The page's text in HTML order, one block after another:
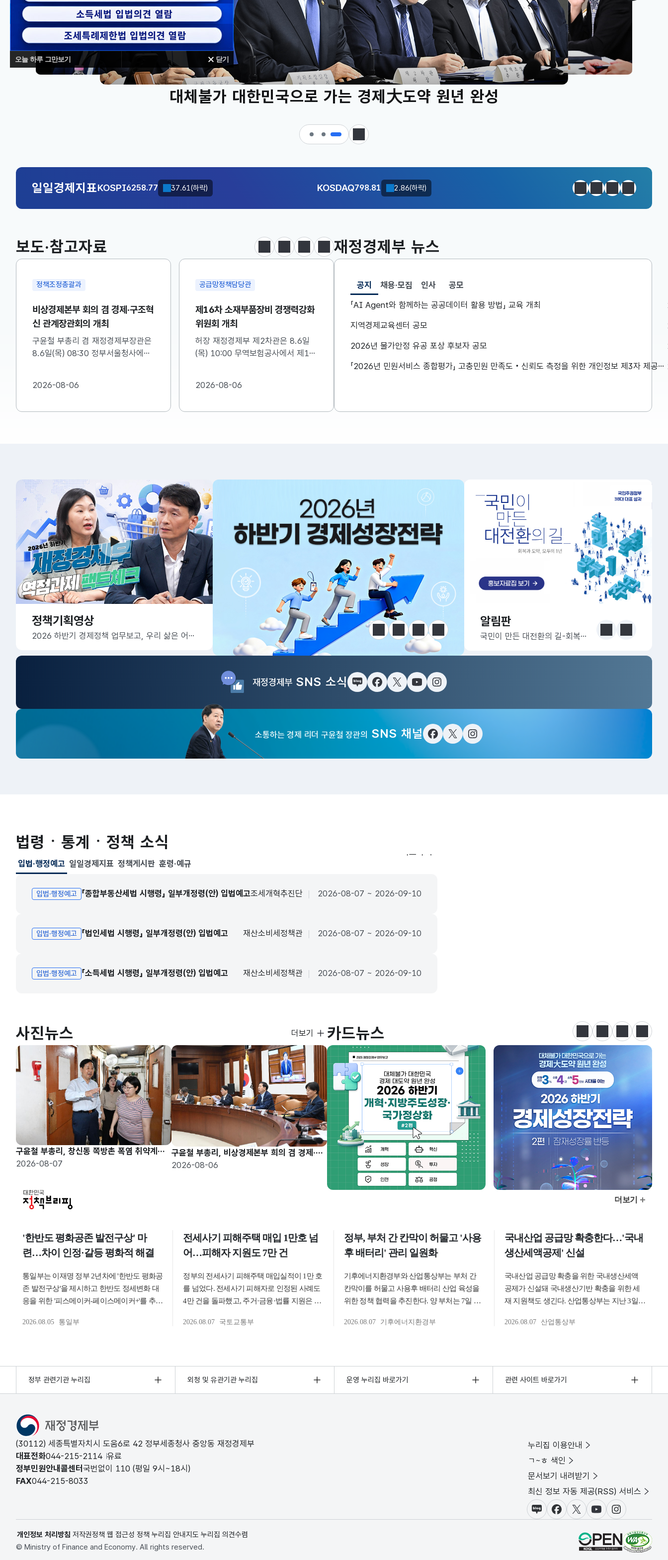
오늘 하루 그만보기 닫기
대체불가 대한민국으로 가는 경제大도약 원년 완성
정지
일일경제지표
달러-원1417.7000
국고채(3년)3.746 0.004(상승) 달러-원1417.7000 6.1000(하락)
KOSPI6258.77 37.61(하락) KOSDAQ798.81 2.86(하락)
달러-원
정지이전다음일일경제지
보도·참고자료
공급망정책담당관
제16차 소재부품장비 경쟁력강화
위원회 개최
허장 재정경제부 제2차관은 8.6일
(목) 10:00 무역보험공사에서 제16
첨부를 참고하시기 바랍니다....
2026-08-06
조세분석과
[보도참고] 출산·혼인세액공제 등
세제지원 제도는 종료되는 것이 아
니라 재정(예산)지원으로 방식이
변경됩니다.
정부는 ’26.8.3.(월) 「2026년 세제
개편안」을 통해 조세지출 방식으로
였습니다. 이와 관련하여 재정(예산)
2026-08-07
민생안정지원단
구윤철 부총리, 창신동 쪽방촌을
방문하여 폭염 취약계층 생활환경
구윤철 부총리는 8월 7일(금) 오전,
계층 생활환경을 점검하였습니다. 보
정지 이전 다음 보도·참고자료 더보기
재정경제부 뉴스
공지
선택됨
공지
「AI Agent와 함께하는 공공데이터 활용 방법」 교육 개최
지역경제교육센터 공모
2026년 물가안정 유공 포상 후보자 공모
「2026년 민원서비스 종합평가」 고충민원 만족도‧신뢰도 측정을 위한 개인정보 제3자 제공사항 공고
채용·모집 인사 공모
정책기획영상
2026 하반기 경제정책 업무보고, 우리 삶은 어떻게 달라질까요? 정지 이전 다음 한눈에 보는 정책 더보기
알림판
알림판
전국민 공급망 애로 핫라인 개설
알림판
국민이 만든 대전환의 길-회복과 도약, 모두의 1년 이전 다음
재정경제부 SNS 소식 블로그페이스북트위터(X)
유튜브인스타그램
소통하는 경제 리더 구윤철 장관의 SNS 채널 페이스북트위터(X)인스타그램
법령ㆍ통계ㆍ정책 소식
입법·행정예고
선택됨
입법·행정예고
입법·행정예고 「종합부동산세법 시행령」 일부개정령(안) 입법예고조세개혁추진단 2026-08-07 ~ 2026-09-10
입법·행정예고 「법인세법 시행령」 일부개정령(안) 입법예고 재산소비세정책관 2026-08-07 ~ 2026-09-10
입법·행정예고 「소득세법 시행령」 일부개정령(안) 입법예고 재산소비세정책관 2026-08-07 ~ 2026-09-10
더보기
일일경제지표 정책게시판 훈령·예규
사진뉴스
구윤철 부총리, 창신동 쪽방촌 폭염 취약계층 현장방문
2026-08-07
구윤철 부총리, 비상경제본부 희의 겸 경제·구조혁신 관계장관회의 주재
2026-08-06
사진뉴스
더보기 카드뉴스 정지 이전 다음 카드뉴
정부 관련기관 누리집 외청 및 유관기관 누리집 운영 누리집 바로가기 관련 사이트 바로가기
(30112) 세종특별자치시 도움6로 42 정부세종청사 중앙동 재정경제부
대표전화044-215-2114 유료
정부민원안내콜센터 국번없이 110 (평일 9시~18시)
FAX044-215-8033
누리집 이용안내
ㄱ~ㅎ 색인
문서보기 내려받기
최신 정보 자동 제공(RSS) 서비스
블로그페이스북X(트위터)
유튜브인스타그램
개인정보 처리방침 저작권정책 웹 접근성 정책 누리집 안내지도 누리집 의견수렴
© Ministry of Finance and Economy. All rights reserved.